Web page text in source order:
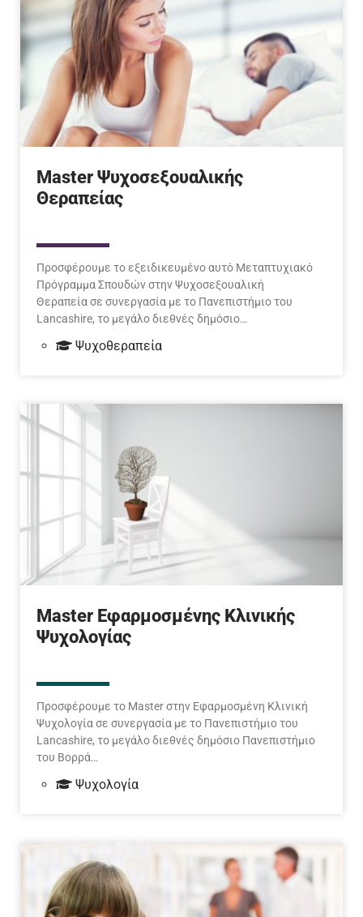
Master Ψυχοσεξουαλικής
Θεραπείας
Προσφέρουμε το εξειδικευμένο αυτό Μεταπτυχιακό
Πρόγραμμα Σπουδών στην Ψυχοσεξουαλική
Θεραπεία σε συνεργασία με το Πανεπιστήμιο του
Lancashire, το μεγάλο διεθνές δημόσιο…
Ψυχοθεραπεία
Master Εφαρμοσμένης Κλινικής
Ψυχολογίας
Προσφέρουμε το Master στην Εφαρμοσμένη Κλινική
Ψυχολογία σε συνεργασία με το Πανεπιστήμιο του
Lancashire, το μεγάλο διεθνές δημόσιο Πανεπιστήμιο
του Βορρά…
Ψυχολογία